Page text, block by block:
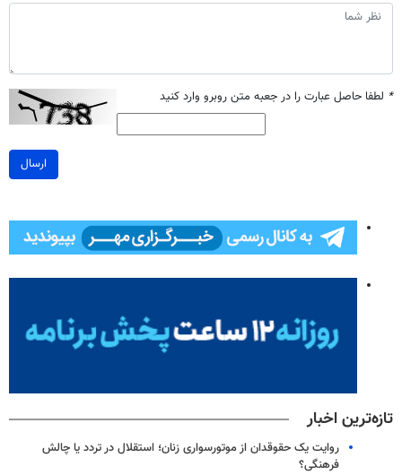
* لطفا حاصل عبارت را در جعبه متن روبرو وارد کنید
ارسال
تازه‌ترین اخبار
روایت یک حقوقدان از موتورسواری زنان؛ استقلال در تردد یا چالش
فرهنگی؟